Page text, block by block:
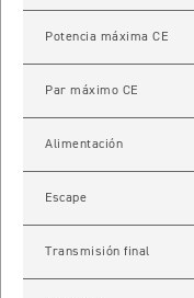
NEWSPEED
ROCKET 3
Precio desde
Potencia máxima CE
Par máximo CE
Alimentación
Escape
Transmisión final